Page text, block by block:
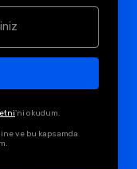
'ni okudum.
ve bu kapsamda